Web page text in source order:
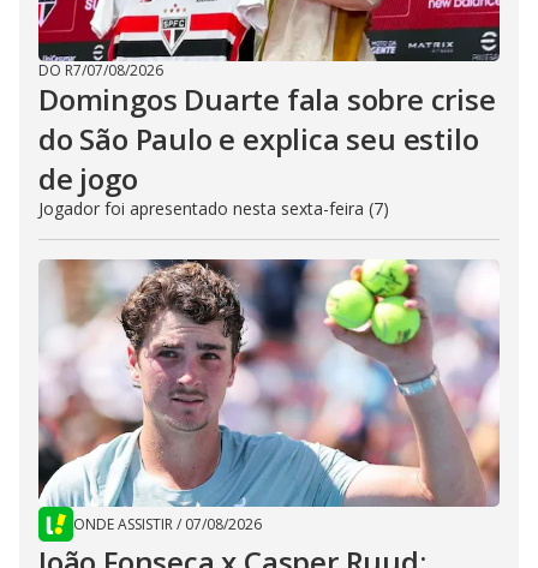
DO R7/07/08/2026
Domingos Duarte fala sobre crise
do São Paulo e explica seu estilo
de jogo
Jogador foi apresentado nesta sexta-feira (7)
ONDE ASSISTIR/ 07/08/2026